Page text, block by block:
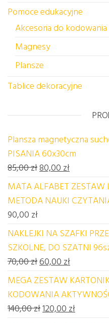
Pomoce edukacyjne
Akcesoria do kodowania
Magnesy
Plansze
Tablice dekoracyjne
Plansza magnetyczna
PISANIA 60x30cm
85,00złPierwotna cena
80,00 złAktualna
MATA ALFABET ZESTAW
METODA NAUKI
90,00 zł
NAKLEJKI NA SZAFKI
SZKOLNE, DO SZATNI
70,00złPierwotna cena
60,00 złAktualna
MEGA ZESTAW
KODOWANIA
140,00złPierwotna cena
120,00 zł